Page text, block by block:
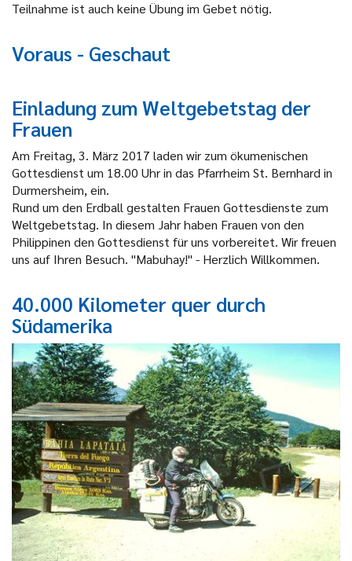
Teilnahme ist auch keine Übung im Gebet nötig.
Voraus - Geschaut
Einladung zum Weltgebetstag der
Frauen
Am Freitag, 3. März 2017 laden wir zum ökumenischen
Gottesdienst um 18.00 Uhr in das Pfarrheim St. Bernhard in
Durmersheim, ein.
Rund um den Erdball gestalten Frauen Gottesdienste zum
Weltgebetstag. In diesem Jahr haben Frauen von den
Philippinen den Gottesdienst für uns vorbereitet. Wir freuen
uns auf Ihren Besuch. "Mabuhay!" - Herzlich Willkommen.
40.000 Kilometer quer durch
Südamerika